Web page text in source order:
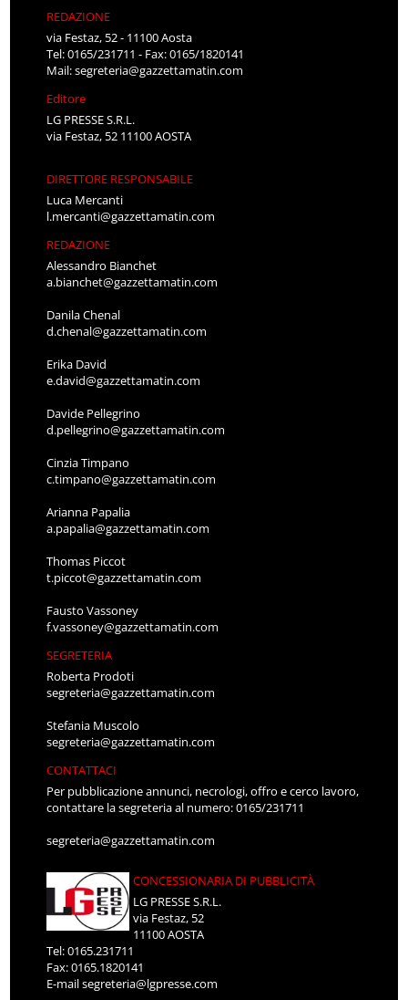
REDAZIONE
via Festaz, 52 - 11100 Aosta
Tel: 0165/231711 - Fax: 0165/1820141
Mail:segreteria@gazzettamatin.com
Editore
LG PRESSE S.R.L.
via Festaz, 52 11100 AOSTA
DIRETTORE RESPONSABILE
Luca Mercanti
l.mercanti@gazzettamatin.com
REDAZIONE
Alessandro Bianchet
a.bianchet@gazzettamatin.com
Danila Chenal
d.chenal@gazzettamatin.com
Erika David
e.david@gazzettamatin.com
Davide Pellegrino
d.pellegrino@gazzettamatin.com
Cinzia Timpano
c.timpano@gazzettamatin.com
Arianna Papalia
a.papalia@gazzettamatin.com
Thomas Piccot
t.piccot@gazzettamatin.com
Fausto Vassoney
f.vassoney@gazzettamatin.com
SEGRETERIA
Roberta Prodoti
segreteria@gazzettamatin.com
Stefania Muscolo
segreteria@gazzettamatin.com
CONTATTACI
Per pubblicazione annunci, necrologi, offro e cerco lavoro,
contattare la segreteria al numero: 0165/231711
segreteria@gazzettamatin.com
CONCESSIONARIA DI PUBBLICITÀ
LG PRESSE S.R.L.
via Festaz, 52
11100 AOSTA
Tel: 0165.231711
Fax: 0165.1820141
E-mailsegreteria@lgpresse.com